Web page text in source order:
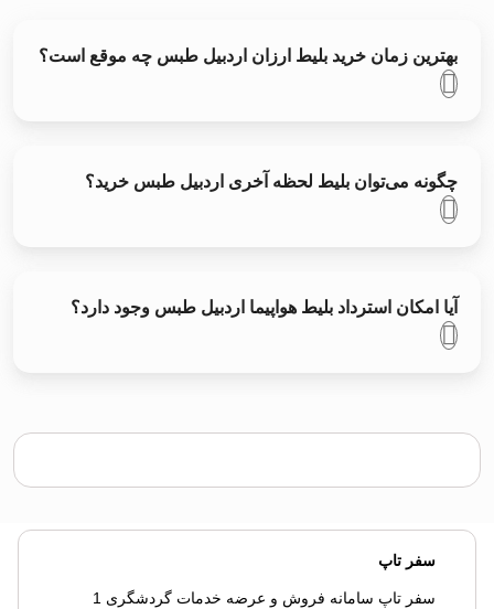
بهترین زمان خرید بلیط ارزان اردبیل طبس چه موقع است؟
چگونه می‌توان بلیط لحظه آخری اردبیل طبس خرید؟
آیا امکان استرداد بلیط هواپیما اردبیل طبس وجود دارد؟
سفر تاپ
سفر تاپ سامانه فروش و عرضه خدمات گردشگری 1